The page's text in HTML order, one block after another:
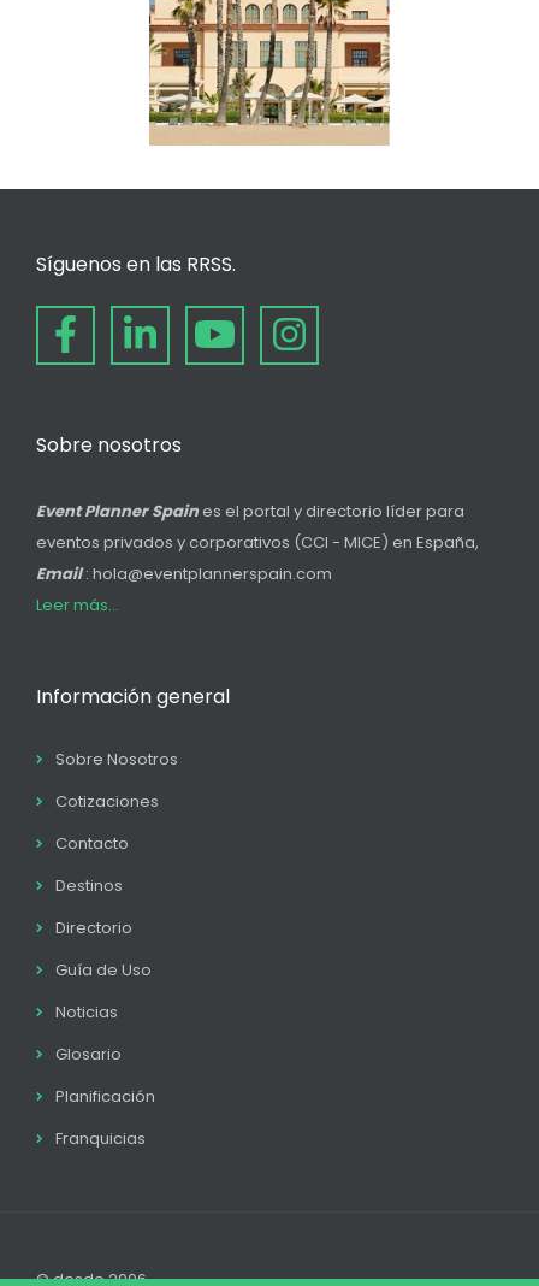
Síguenos en las RRSS.
Sobre nosotros
Event Planner Spain es el portal y directorio líder para
eventos privados y corporativos (CCI - MICE) en España,
Email: hola@eventplannerspain.com
Leer más...
Información general
Sobre Nosotros
Cotizaciones
Contacto
Destinos
Directorio
Guía de Uso
Noticias
Glosario
Planificación
Franquicias
© desde 2006